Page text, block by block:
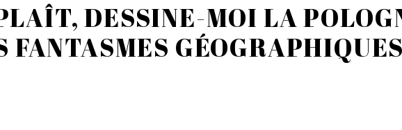
DESSINE-MOI LA
FANTASMES